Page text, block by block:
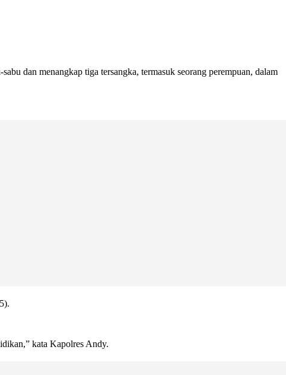
dan menangkap tiga tersangka, termasuk seorang perempuan, dalam
kata Kapolres Andy.